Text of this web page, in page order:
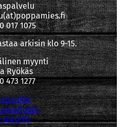
017 1075
arkisin klo 9-15.
myynti
Ryökäs
473 1277
raportti